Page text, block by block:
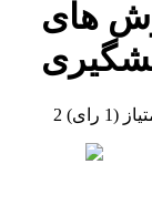
های
(1 رای )